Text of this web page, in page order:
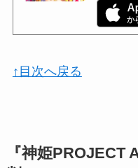
↑目次へ戻る
『神姫PROJECT